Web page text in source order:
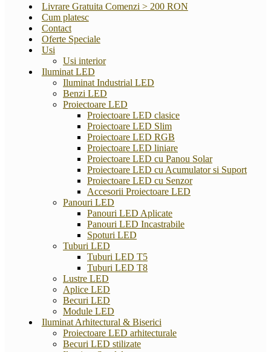
Livrare Gratuita Comenzi > 200 RON
Cum platesc
Contact
Oferte Speciale
Usi
Usi interior
Iluminat LED
Iluminat Industrial LED
Benzi LED
Proiectoare LED
Proiectoare LED clasice
Proiectoare LED Slim
Proiectoare LED RGB
Proiectoare LED liniare
Proiectoare LED cu Panou Solar
Proiectoare LED cu Acumulator si Suport
Proiectoare LED cu Senzor
Accesorii Proiectoare LED
Panouri LED
Panouri LED Aplicate
Panouri LED Incastrabile
Spoturi LED
Tuburi LED
Tuburi LED T5
Tuburi LED T8
Lustre LED
Aplice LED
Becuri LED
Module LED
Iluminat Arhitectural & Biserici
Proiectoare LED arhitecturale
Becuri LED stilizate